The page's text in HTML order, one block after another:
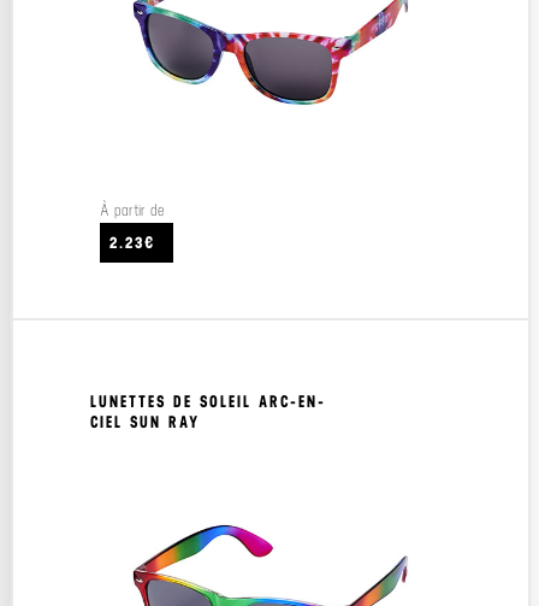
À partir de
2.23€
LUNETTES DE SOLEIL ARC-EN-
CIEL SUN RAY